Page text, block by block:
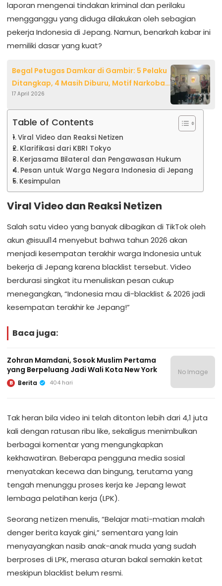
laporan mengenai tindakan kriminal dan perilaku
mengganggu yang diduga dilakukan oleh sebagian
pekerja Indonesia di Jepang. Namun, benarkah kabar ini
memiliki dasar yang kuat?
Begal Petugas Damkar di Gambir: 5 Pelaku
Ditangkap, 4 Masih Diburu, Motif Narkoba
dan Kejahatan Berulang
17 April 2026
Table of Contents
Viral Video dan Reaksi Netizen
Klarifikasi dari KBRI Tokyo
Kerjasama Bilateral dan Pengawasan Hukum
Pesan untuk Warga Negara Indonesia di Jepang
Kesimpulan
Viral Video dan Reaksi Netizen
Salah satu video yang banyak dibagikan di TikTok oleh
akun @isuul14 menyebut bahwa tahun 2026 akan
menjadi kesempatan terakhir warga Indonesia untuk
bekerja di Jepang karena blacklist tersebut. Video
berdurasi singkat itu menuliskan pesan cukup
menegangkan, “Indonesia mau di-blacklist & 2026 jadi
kesempatan terakhir ke Jepang!”
Baca juga:
Zohran Mamdani, Sosok Muslim Pertama
yang Berpeluang Jadi Wali Kota New York
B Berita 404 hari
No Image
Tak heran bila video ini telah ditonton lebih dari 4,1 juta
kali dengan ratusan ribu like, sekaligus menimbulkan
berbagai komentar yang mengungkapkan
kekhawatiran. Beberapa pengguna media sosial
menyatakan kecewa dan bingung, terutama yang
tengah menunggu proses kerja ke Jepang lewat
lembaga pelatihan kerja (LPK).
Seorang netizen menulis, “Belajar mati-matian malah
denger berita kayak gini,” sementara yang lain
menyayangkan nasib anak-anak muda yang sudah
berproses di LPK, merasa aturan bakal semakin ketat
meskipun blacklist belum resmi.